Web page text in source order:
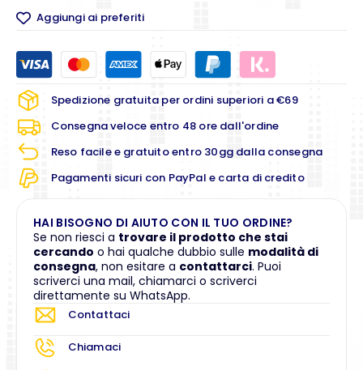
Aggiungi ai preferiti
Spedizione gratuita per ordini superiori a €69
Consegna veloce entro 48 ore dall'ordine
Reso facile e gratuito entro 30gg dalla consegna
Pagamenti sicuri con PayPal e carta di credito
HAI BISOGNO DI AIUTO CON IL TUO ORDINE?
Se non riesci a trovare il prodotto che stai
cercando o hai qualche dubbio sulle modalità di
consegna, non esitare a contattarci. Puoi
scriverci una mail, chiamarci o scriverci
direttamente su WhatsApp.
Contattaci
Chiamaci